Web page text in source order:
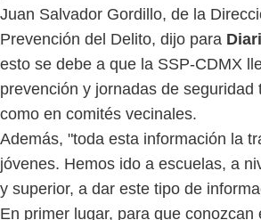
Juan Salvador Gordillo, de la
Prevención del Delito, dijo para
esto se debe a que la SSP-CDMX
prevención y jornadas de seguridad
como en comités vecinales.
Además, "toda esta información la
jóvenes. Hemos ido a escuelas, a
y superior, a dar este tipo de
En primer lugar, para que conozcan